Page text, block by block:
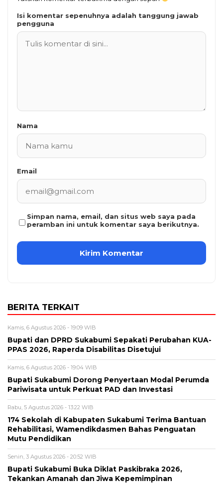
Isi komentar sepenuhnya adalah tanggung jawab
pengguna
Nama
Email
Simpan nama, email, dan situs web saya pada
peramban ini untuk komentar saya berikutnya.
BERITA TERKAIT
Kamis, 6 Agustus 2026 - 19:09 WIB
Bupati dan DPRD Sukabumi Sepakati Perubahan KUA-
PPAS 2026, Raperda Disabilitas Disetujui
Kamis, 6 Agustus 2026 - 19:04 WIB
Bupati Sukabumi Dorong Penyertaan Modal Perumda
Pariwisata untuk Perkuat PAD dan Investasi
Rabu, 5 Agustus 2026 - 13:22 WIB
174 Sekolah di Kabupaten Sukabumi Terima Bantuan
Rehabilitasi, Wamendikdasmen Bahas Penguatan
Mutu Pendidikan
Senin, 3 Agustus 2026 - 20:52 WIB
Bupati Sukabumi Buka Diklat Paskibraka 2026,
Tekankan Amanah dan Jiwa Kepemimpinan